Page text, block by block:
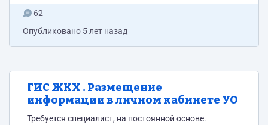
62
Опубликовано 5 лет назад
ГИС ЖКХ . Размещение
информации в личном кабинете УО
Требуется специалист, на постоянной основе.